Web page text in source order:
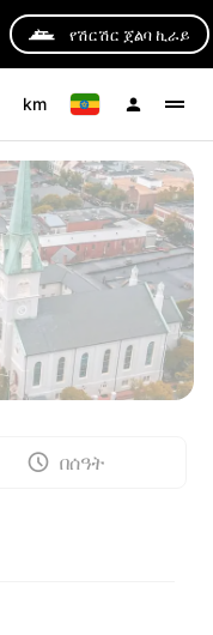
የሽርሽር ጀልባ ኪራይ
km
በሰዓት